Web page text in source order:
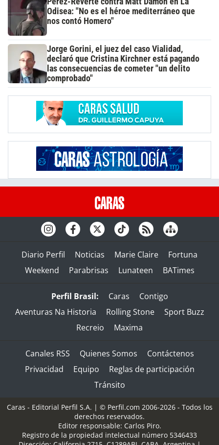
Odisea: "No es el héroe mediterráneo que
nos contó Homero"
Jorge Gorini, el juez del caso Vialidad,
declaró que Cristina Kirchner está pagando
las consecuencias de cometer "un delito
comprobado"
Diario Perfil Noticias Marie Claire
Fortuna
Weekend
Parabrisas Lunateen BATimes
Perfil Brasil: Caras
Contigo
Aventuras Na Historia
Rolling Stone
Sport Buzz
Recreio
Maxima
Canales RSS Quienes Somos
Contáctenos
Privacidad
Equipo
Reglas de participación
Tránsito
Caras - Editorial Perfil S.A. | © Perfil.com 2006-2026 - Todos los
derechos reservados.
Editor responsable: Carlos Piro.
Registro de la propiedad intelectual número 5346433